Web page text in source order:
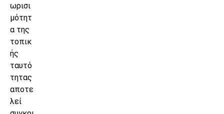
ωρισι
μότητ
α της
τοπικ
ής
ταυτό
τητας
αποτε
λεί